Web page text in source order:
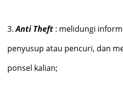
3. Anti Theft : melidungi
penyusup atau pencuri, dan
ponsel kalian;